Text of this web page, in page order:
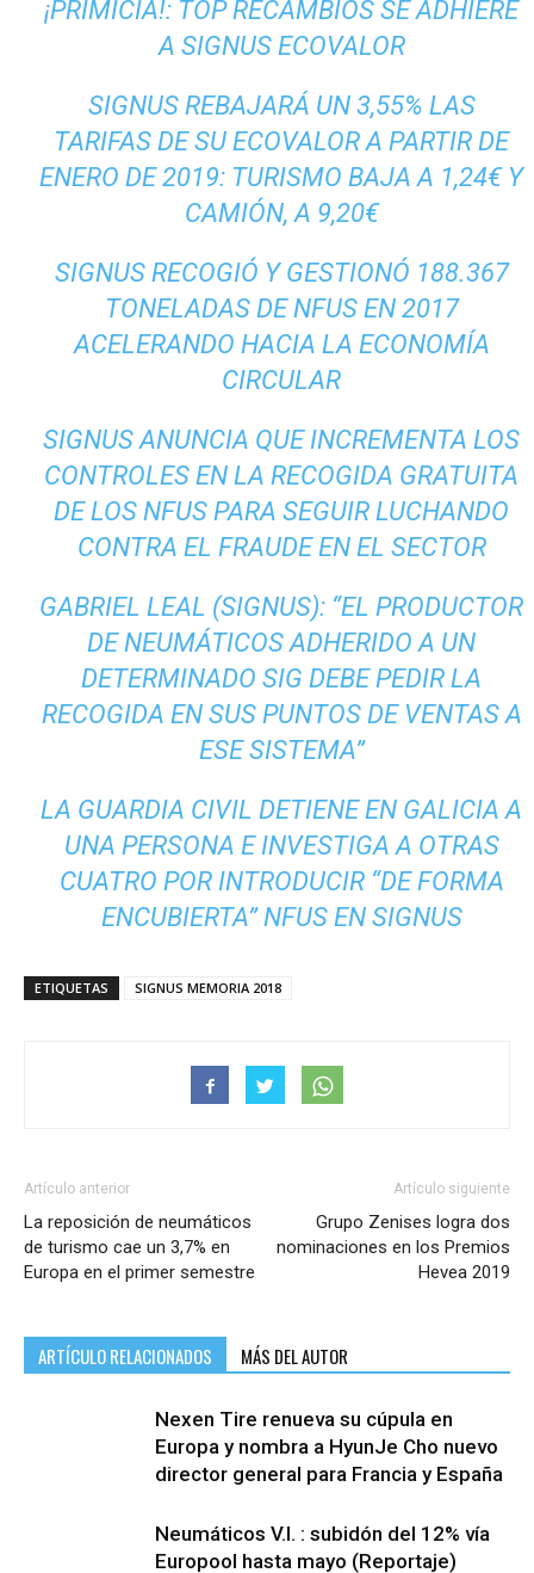
¡PRIMICIA!: TOP RECAMBIOS SE ADHIERE
A SIGNUS ECOVALOR
SIGNUS REBAJARÁ UN 3,55% LAS
TARIFAS DE SU ECOVALOR A PARTIR DE
ENERO DE 2019: TURISMO BAJA A 1,24€ Y
CAMIÓN, A 9,20€
SIGNUS RECOGIÓ Y GESTIONÓ 188.367
TONELADAS DE NFUS EN 2017
ACELERANDO HACIA LA ECONOMÍA
CIRCULAR
SIGNUS ANUNCIA QUE INCREMENTA LOS
CONTROLES EN LA RECOGIDA GRATUITA
DE LOS NFUS PARA SEGUIR LUCHANDO
CONTRA EL FRAUDE EN EL SECTOR
GABRIEL LEAL (SIGNUS): “EL PRODUCTOR
DE NEUMÁTICOS ADHERIDO A UN
DETERMINADO SIG DEBE PEDIR LA
RECOGIDA EN SUS PUNTOS DE VENTAS A
ESE SISTEMA”
LA GUARDIA CIVIL DETIENE EN GALICIA A
UNA PERSONA E INVESTIGA A OTRAS
CUATRO POR INTRODUCIR “DE FORMA
ENCUBIERTA” NFUS EN SIGNUS
ETIQUETAS SIGNUS MEMORIA 2018
Artículo anterior
La reposición de neumáticos
de turismo cae un 3,7% en
Europa en el primer semestre
Artículo siguiente
Grupo Zenises logra dos
nominaciones en los Premios
Hevea 2019
ARTÍCULO RELACIONADOS MÁS DEL AUTOR
Nexen Tire renueva su cúpula en
Europa y nombra a HyunJe Cho nuevo
director general para Francia y España
Neumáticos V.I. : subidón del 12% vía
Europool hasta mayo (Reportaje)